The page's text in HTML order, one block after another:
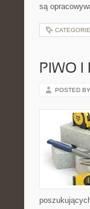
są
PIWO I
POSTED